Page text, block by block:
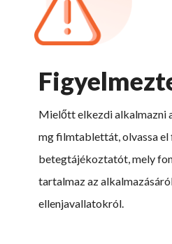
Mielőtt elkezdi alkalmazni
mg filmtablettát, olvassa el
betegtájékoztatót, mely
tartalmaz az
ellenjavallatokról.